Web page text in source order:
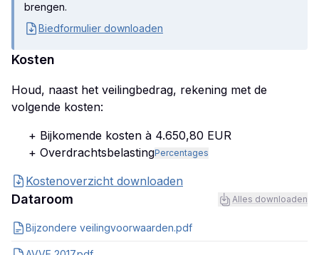
brengen.
Biedformulier downloaden
Kosten
Houd, naast het veilingbedrag, rekening met de
volgende kosten:
+ Bijkomende kosten à 4.650,80 EUR
+ OverdrachtsbelastingPercentages
Kostenoverzicht downloaden
Dataroom Alles downloaden
Bijzondere veilingvoorwaarden.pdf